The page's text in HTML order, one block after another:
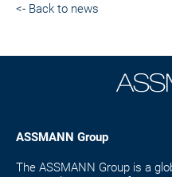
<- Back to news
ASSMANN Group
The ASSMANN Group is a